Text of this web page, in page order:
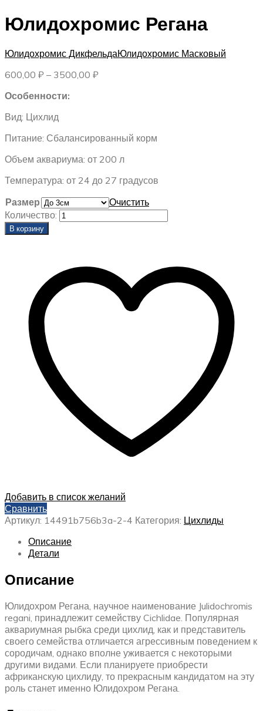
Юлидохромис Регана
Юлидохромис ДикфельдаЮлидохромис Масковый
600,00 ₽ – 3500,00 ₽
Особенности:
Вид: Цихлид
Питание: Сбалансированный корм
Объем аквариума: от 200 л
Температура: от 24 до 27 градусов
Размер
Очистить
Количество:
В корзину
Добавить в список желаний
Сравнить
Артикул: 14491b756b3a-2-4 Категория: Цихлиды
Описание
Детали
Описание
Юлидохром Регана, научное наименование Julidochromis
regani, принадлежит семейству Cichlidae. Популярная
аквариумная рыбка среди цихлид, как и представитель
своего семейства отличается агрессивным поведением к
сородичам, однако вполне уживается с некоторыми
другими видами. Если планируете приобрести
африканскую цихлиду, то прекрасным кандидатом на эту
роль станет именно Юлидохром Регана.